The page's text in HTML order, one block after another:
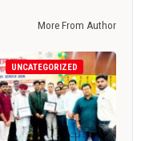
More From Author
UNCATEGORIZED